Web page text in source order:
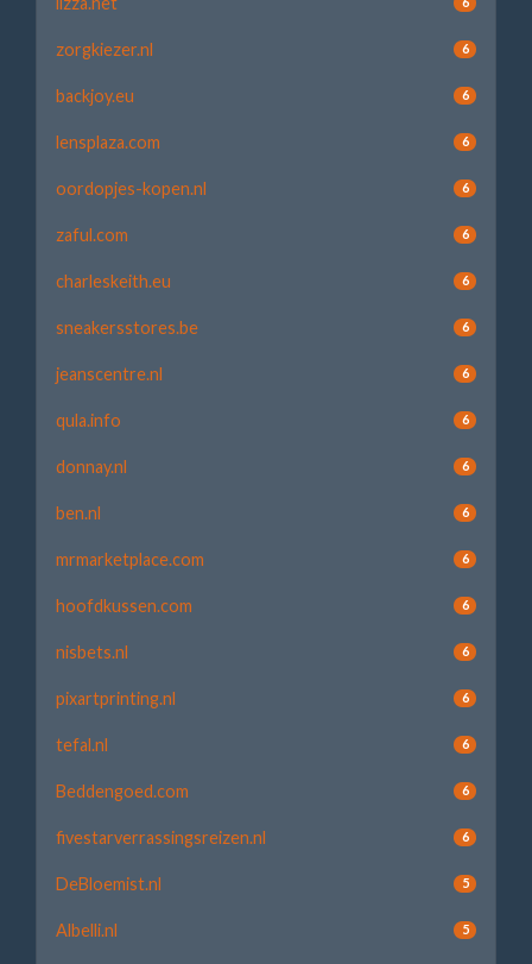
zorgkiezer.nl 6
backjoy.eu 6
lensplaza.com 6
oordopjes-kopen.nl 6
zaful.com 6
charleskeith.eu 6
sneakersstores.be 6
jeanscentre.nl 6
qula.info 6
donnay.nl 6
ben.nl 6
mrmarketplace.com 6
hoofdkussen.com 6
nisbets.nl 6
pixartprinting.nl 6
tefal.nl 6
Beddengoed.com 6
fivestarverrassingsreizen.nl 6
DeBloemist.nl 5
Albelli.nl 5